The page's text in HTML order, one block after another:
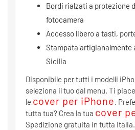
Bordi rialzati a protezione
fotocamera
Accesso libero a tasti,
Stampata artigianalmente
Sicilia
Disponibile per tutti i modelli
seleziona il tuo dal menu. Ti
le cover per iPhone.
tutta tua? Crea la tua cover
Spedizione gratuita in tutta Italia.